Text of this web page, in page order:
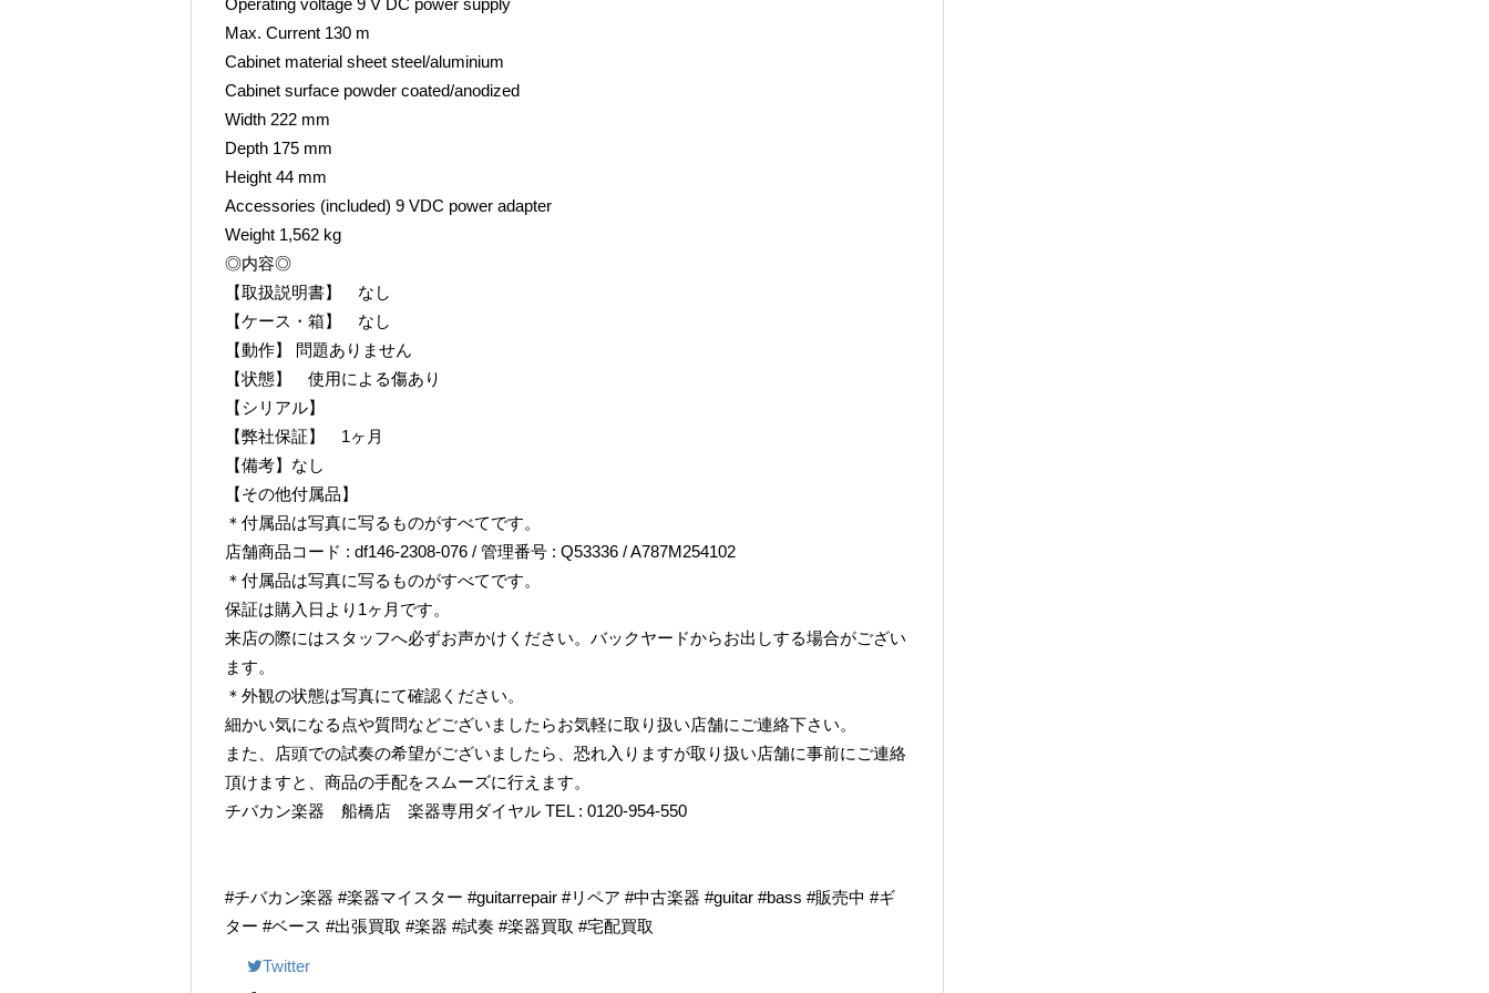
Operating voltage 9 V DC power supply
Max. Current 130 m
Cabinet material sheet steel/aluminium
Cabinet surface powder coated/anodized
Width 222 mm
Depth 175 mm
Height 44 mm
Accessories (included) 9 VDC power adapter
Weight 1,562 kg
◎内容◎
【取扱説明書】 なし
【ケース・箱】 なし
【動作】 問題ありません
【状態】 使用による傷あり
【シリアル】
【弊社保証】 1ヶ月
【備考】なし
【その他付属品】
＊付属品は写真に写るものがすべてです。
店舗商品コード : df146-2308-076 / 管理番号 : Q53336 / A787M254102
＊付属品は写真に写るものがすべてです。
保証は購入日より1ヶ月です。
来店の際にはスタッフへ必ずお声かけください。バックヤードからお出しする場合がござい
ます。
＊外観の状態は写真にて確認ください。
細かい気になる点や質問などございましたらお気軽に取り扱い店舗にご連絡下さい。
また、店頭での試奏の希望がございましたら、恐れ入りますが取り扱い店舗に事前にご連絡
頂けますと、商品の手配をスムーズに行えます。
チバカン楽器 船橋店 楽器専用ダイヤル TEL : 0120-954-550
#チバカン楽器 #楽器マイスター #guitarrepair #リペア #中古楽器 #guitar #bass #販売中 #ギ
ター #ベース #出張買取 #楽器 #試奏 #楽器買取 #宅配買取
Twitter